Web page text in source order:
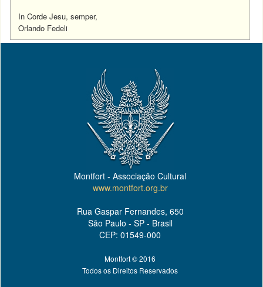
In Corde Jesu, semper,
Orlando Fedeli
Montfort - Associação Cultural
www.montfort.org.br
Rua Gaspar Fernandes, 650
São Paulo - SP - Brasil
CEP: 01549-000
Montfort © 2016
Todos os Direitos Reservados